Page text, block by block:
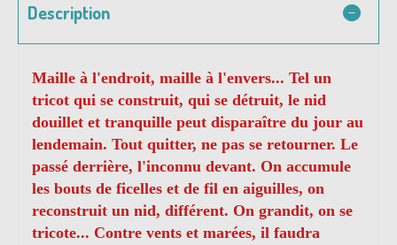
Description
Maille à l'endroit, maille à l'envers... Tel un
tricot qui se construit, qui se détruit, le nid
douillet et tranquille peut disparaître du jour au
lendemain. Tout quitter, ne pas se retourner. Le
passé derrière, l'inconnu devant. On accumule
les bouts de ficelles et de fil en aiguilles, on
reconstruit un nid, différent. On grandit, on se
tricote... Contre vents et marées, il faudra